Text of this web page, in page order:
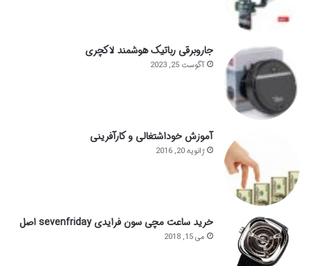
جاروبرقی رباتیک هوشمند لاکچری
آگوست 25, 2023
آموزش خوداشتغالی و کارآفرینی
ژانویه 20, 2016
خرید ساعت مچی سون فرایدی sevenfriday اصل
می 15, 2018